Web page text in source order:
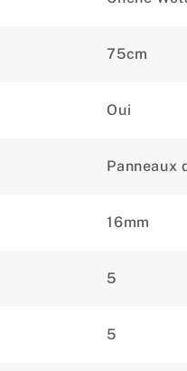
75cm
Oui
Panneaux
16mm
5
5